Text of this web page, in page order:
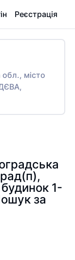
Реєстрація
обл., місто
1-
за